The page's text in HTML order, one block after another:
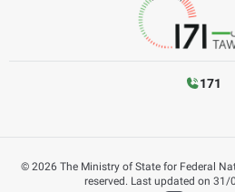
171
© 2026 The Ministry of State for Federal
reserved. Last updated on 31/